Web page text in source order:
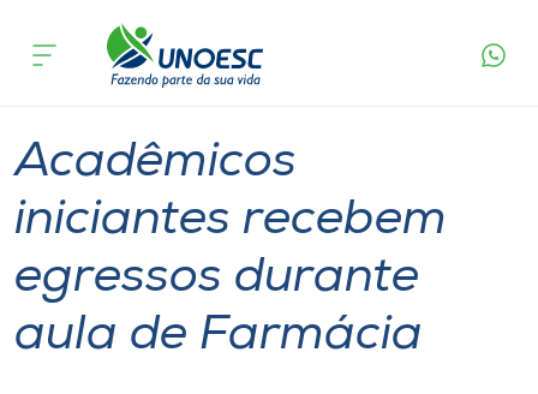
Cursos
Pesquisa
Atendimento ao Estudante
Portal de Ensino
acontece
Acadêmicos
iniciantes recebem
egressos durante
aula de Farmácia